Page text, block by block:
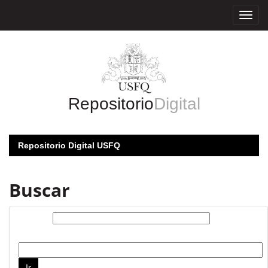
RepositorioDigital
Repositorio Digital USFQ
Buscar